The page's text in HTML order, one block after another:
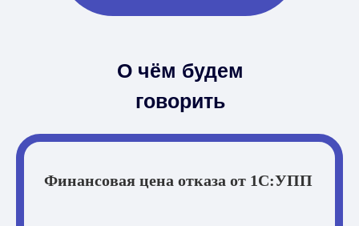
О чём будем
говорить
Финансовая цена отказа от 1С:УПП